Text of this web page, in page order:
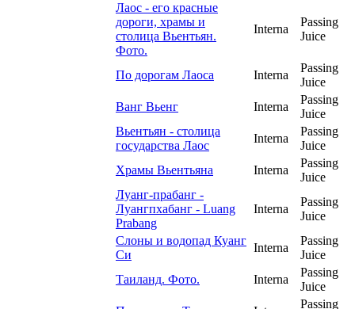
Лаос - его красные
дороги, храмы и
столица Вьентьян.
Фото.
Interna
Passing
Juice
По дорогам Лаоса Interna
Passing
Juice
Ванг Вьенг
Interna
Passing
Juice
Вьентьян - столица
государства Лаос
Interna
Passing
Juice
Храмы Вьентьяна
Interna
Passing
Juice
Луанг-прабанг -
Луангпхабанг - Luang
Prabang
Interna
Passing
Juice
Слоны и водопад Куанг
Си
Interna
Passing
Juice
Таиланд. Фото.
Interna
Passing
Juice
Passing